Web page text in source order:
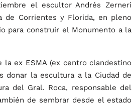
el escultor Andrés Zerneri
de Corrientes y Florida, en pleno
para construir el Monumento a la
ex ESMA (ex centro clandestino
donar la escultura a la Ciudad de
del Gral. Roca, responsable del
de sembrar desde el estado